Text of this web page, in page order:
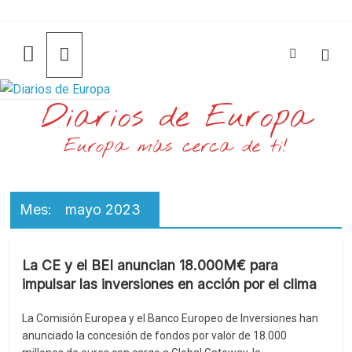
contenido
Diarios de Europa
Europa más cerca de ti!
Mes: mayo 2023
La CE y el BEI anuncian 18.000M€ para
impulsar las inversiones en acción por el clima
La Comisión Europea y el Banco Europeo de Inversiones han
anunciado la concesión de fondos por valor de 18.000